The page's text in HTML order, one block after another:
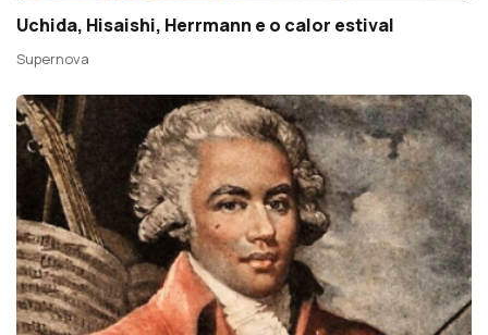
Uchida, Hisaishi, Herrmann e o calor estival
Supernova